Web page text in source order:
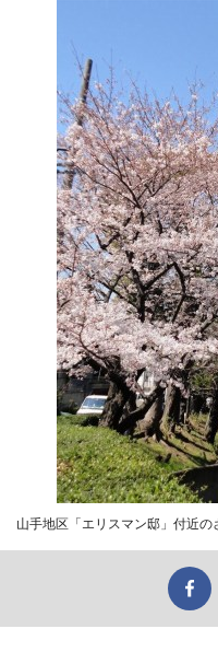
山手地区「エリスマン邸」付近の